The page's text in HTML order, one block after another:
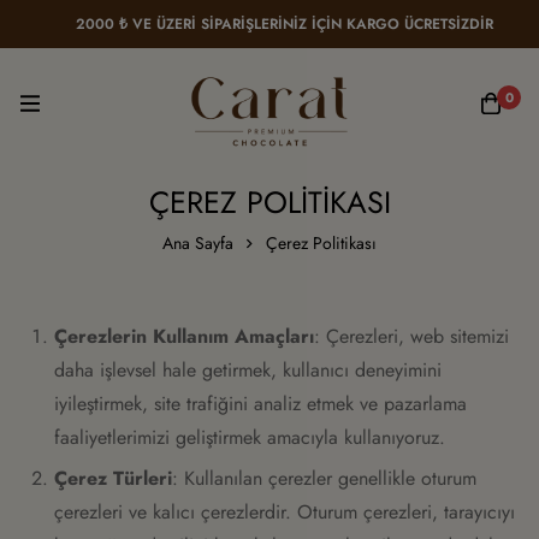
2000 ₺ VE ÜZERİ SİPARİŞLERİNİZ İÇİN KARGO ÜCRETSİZDİR
0
ÇEREZ POLITIKASI
Ana Sayfa Çerez Politikası
Çerezlerin Kullanım Amaçları: Çerezleri, web sitemizi
daha işlevsel hale getirmek, kullanıcı deneyimini
iyileştirmek, site trafiğini analiz etmek ve pazarlama
faaliyetlerimizi geliştirmek amacıyla kullanıyoruz.
Çerez Türleri: Kullanılan çerezler genellikle oturum
çerezleri ve kalıcı çerezlerdir. Oturum çerezleri, tarayıcıyı